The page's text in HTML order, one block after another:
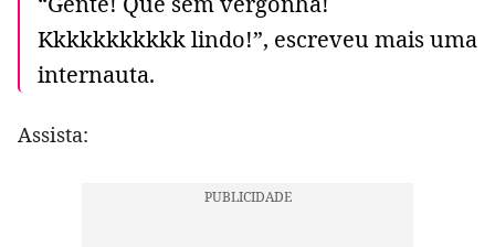
Kkkkkkkkkkk lindo!”, escreveu mais uma
internauta.
Assista: